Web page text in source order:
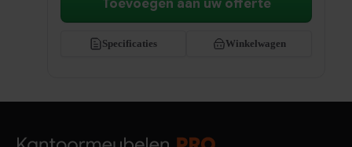
Specificaties Winkelwagen
Toevoegen aan uw offerte